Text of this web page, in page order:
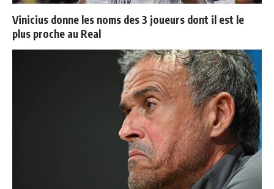
Vinicius donne les noms des 3 joueurs dont il est le
plus proche au Real